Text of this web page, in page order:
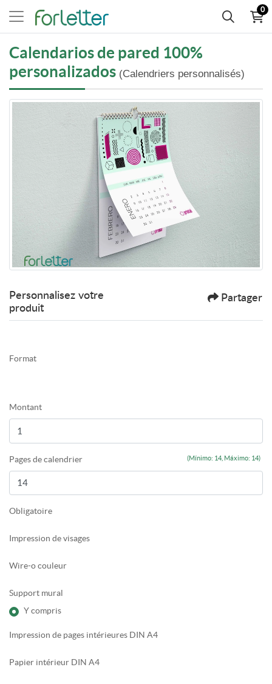
0
Calendarios de pared 100%
personalizados (Calendriers personnalisés)
Personnalisez votre
produit
Partager
Format
Montant
(Mínimo: 14, Máximo: 14)
Pages de calendrier
Obligatoire
Impression de visages
Wire-o couleur
Support mural
Y compris
Impression de pages intérieures DIN A4
Papier intérieur DIN A4